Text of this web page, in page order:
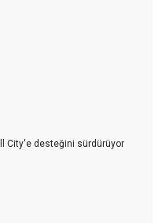
RÖTUŞLAR…
City'e desteğini sürdürüyor